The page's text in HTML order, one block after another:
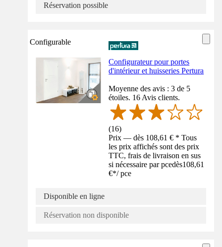
Réservation possible
Configurable
Configurateur pour portes
d'intérieur et huisseries Pertura
Moyenne des avis : 3 de 5
étoiles. 16 Avis clients.
(16)
Prix — dès 108,61 € * Tous
les prix affichés sont des prix
TTC, frais de livraison en sus
si nécessaire par pcedès108,61
€*/ pce
Disponible en ligne
Réservation non disponible